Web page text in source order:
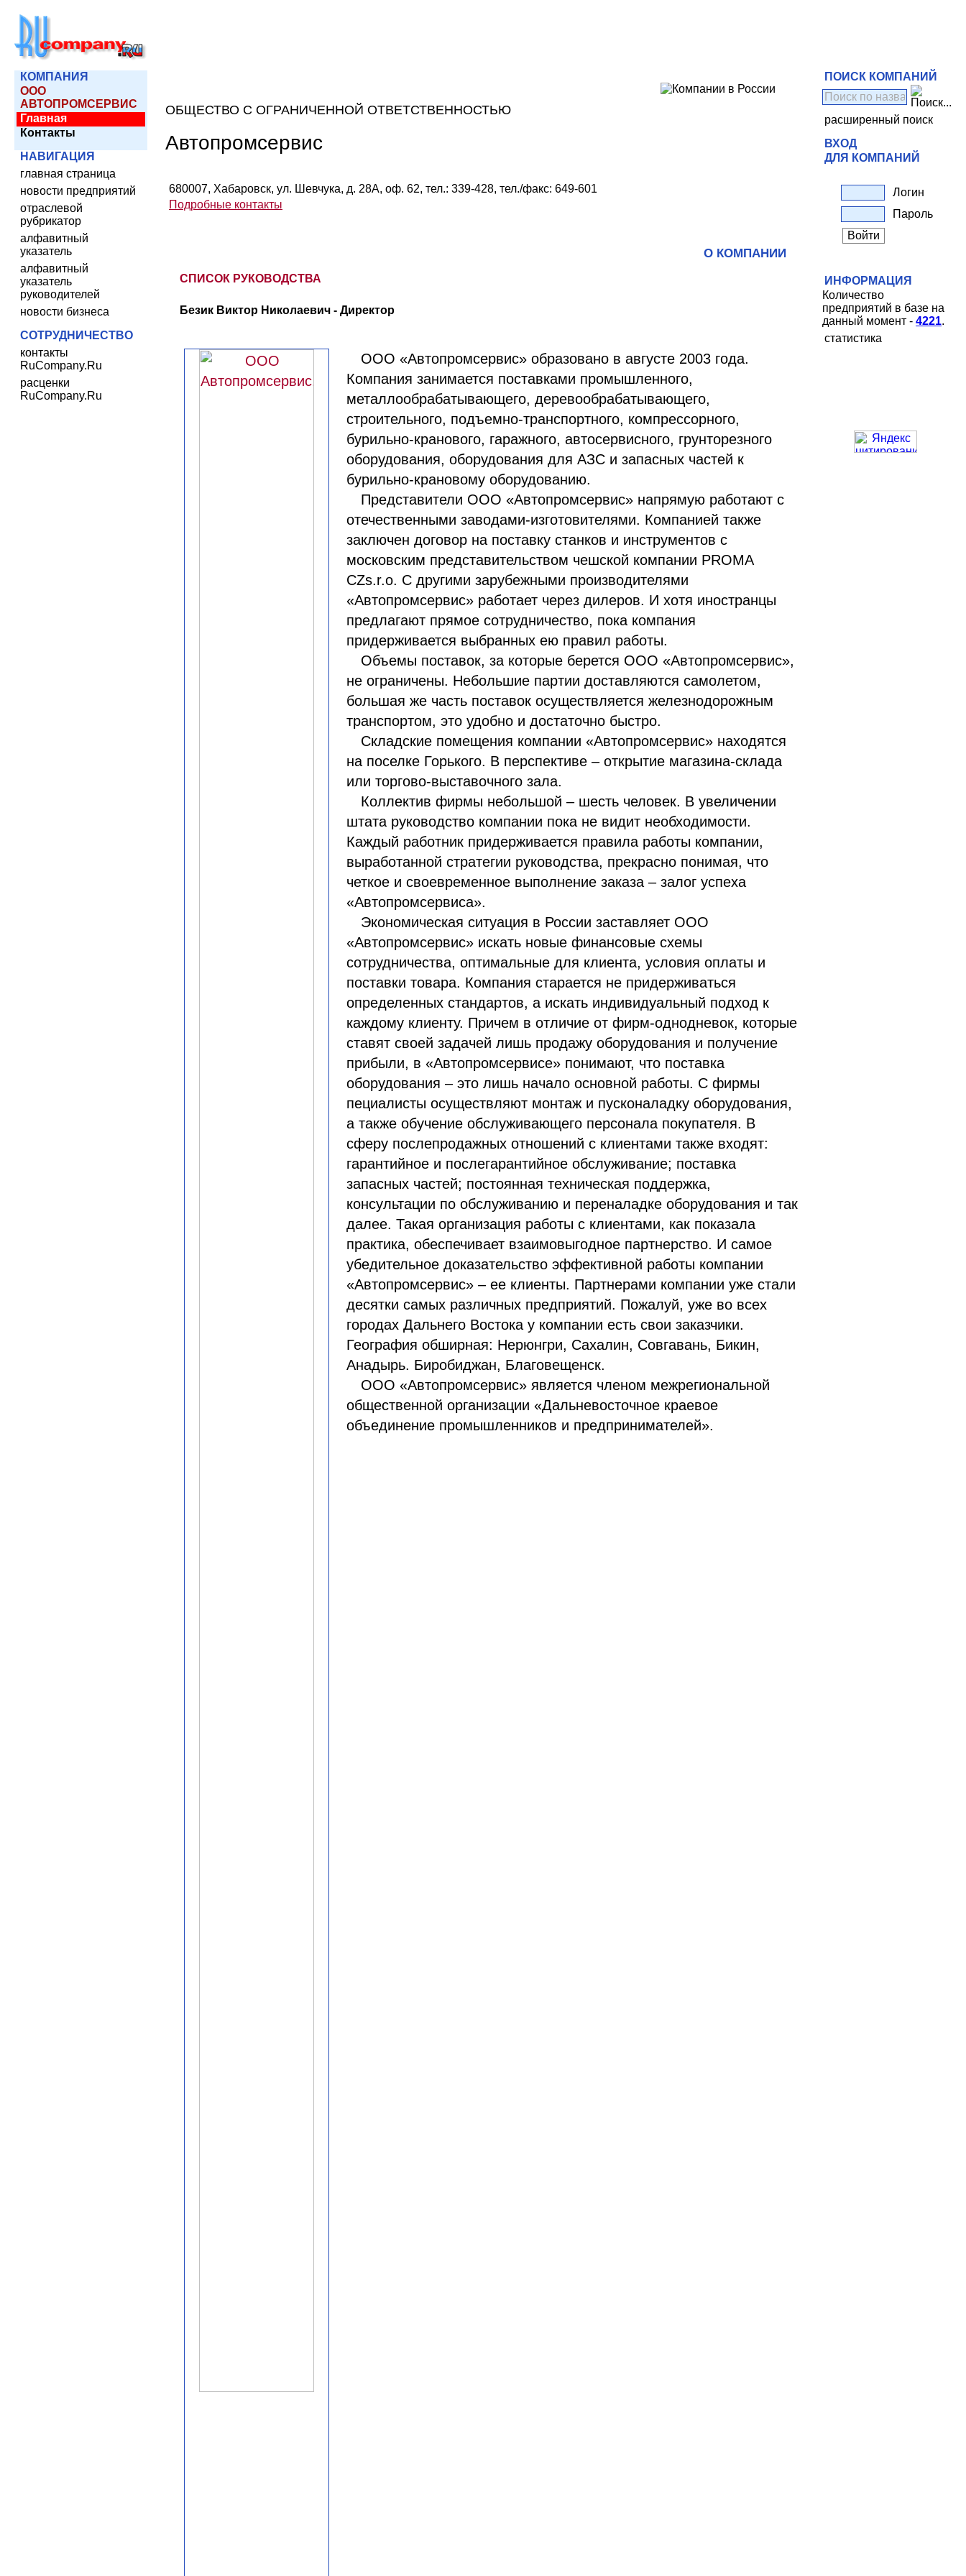
КОМПАНИЯ
ООО
АВТОПРОМСЕРВИС
Главная
Контакты
НАВИГАЦИЯ
главная страница
новости предприятий
отраслевой
рубрикатор
алфавитный
указатель
алфавитный
указатель
руководителей
новости бизнеса
СОТРУДНИЧЕСТВО
контакты
RuCompany.Ru
расценки
RuCompany.Ru
ОБЩЕСТВО С ОГРАНИЧЕННОЙ ОТВЕТСТВЕННОСТЬЮ
Автопромсервис
680007, Хабаровск, ул. Шевчука, д. 28А, оф. 62, тел.: 339-428, тел./факс: 649-601
Подробные контакты
О КОМПАНИИ
СПИСОК РУКОВОДСТВА
Безик Виктор Николаевич - Директор
ООО «Автопромсервис» образовано в августе 2003 года.
Компания занимается поставками промышленного,
металлообрабатывающего, деревообрабатывающего,
строительного, подъемно-транспортного, компрессорного,
бурильно-кранового, гаражного, автосервисного, грунторезного
оборудования, оборудования для АЗС и запасных частей к
бурильно-крановому оборудованию.
Представители ООО «Автопромсервис» напрямую работают с
отечественными заводами-изготовителями. Компанией также
заключен договор на поставку станков и инструментов с
московским представительством чешской компании PROMA
CZs.r.o. С другими зарубежными производителями
«Автопромсервис» работает через дилеров. И хотя иностранцы
предлагают прямое сотрудничество, пока компания
придерживается выбранных ею правил работы.
Объемы поставок, за которые берется ООО «Автопромсервис»,
не ограничены. Небольшие партии доставляются самолетом,
большая же часть поставок осуществляется железнодорожным
транспортом, это удобно и достаточно быстро.
Складские помещения компании «Автопромсервис» находятся
на поселке Горького. В перспективе – открытие магазина-склада
или торгово-выставочного зала.
Коллектив фирмы небольшой – шесть человек. В увеличении
штата руководство компании пока не видит необходимости.
Каждый работник придерживается правила работы компании,
выработанной стратегии руководства, прекрасно понимая, что
четкое и своевременное выполнение заказа – залог успеха
«Автопромсервиса».
Экономическая ситуация в России заставляет ООО
«Автопромсервис» искать новые финансовые схемы
сотрудничества, оптимальные для клиента, условия оплаты и
поставки товара. Компания старается не придерживаться
определенных стандартов, а искать индивидуальный подход к
каждому клиенту. Причем в отличие от фирм-однодневок, которые
ставят своей задачей лишь продажу оборудования и получение
прибыли, в «Автопромсервисе» понимают, что поставка
оборудования – это лишь начало основной работы. С фирмы
пециалисты осуществляют монтаж и пусконаладку оборудования,
а также обучение обслуживающего персонала покупателя. В
сферу послепродажных отношений с клиентами также входят:
гарантийное и послегарантийное обслуживание; поставка
запасных частей; постоянная техническая поддержка,
консультации по обслуживанию и переналадке оборудования и так
далее. Такая организация работы с клиентами, как показала
практика, обеспечивает взаимовыгодное партнерство. И самое
убедительное доказательство эффективной работы компании
«Автопромсервис» – ее клиенты. Партнерами компании уже стали
десятки самых различных предприятий. Пожалуй, уже во всех
городах Дальнего Востока у компании есть свои заказчики.
География обширная: Нерюнгри, Сахалин, Совгавань, Бикин,
Анадырь. Биробиджан, Благовещенск.
ООО «Автопромсервис» является членом межрегиональной
общественной организации «Дальневосточное краевое
объединение промышленников и предпринимателей».
ПОИСК КОМПАНИЙ
расширенный поиск
ВХОД
ДЛЯ КОМПАНИЙ
Логин
Пароль
ИНФОРМАЦИЯ
Количество
предприятий в базе на
данный момент - 4221.
статистика